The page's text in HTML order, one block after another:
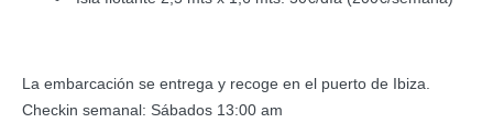
La embarcación se entrega y recoge en el puerto de Ibiza.
Checkin semanal: Sábados 13:00 am